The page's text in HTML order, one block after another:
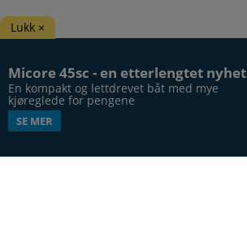
Micore 45sc - en etterlengtet nyhet
En kompakt og lettdrevet båt med mye
kjøreglede for pengene
SE MER
Lukk ×